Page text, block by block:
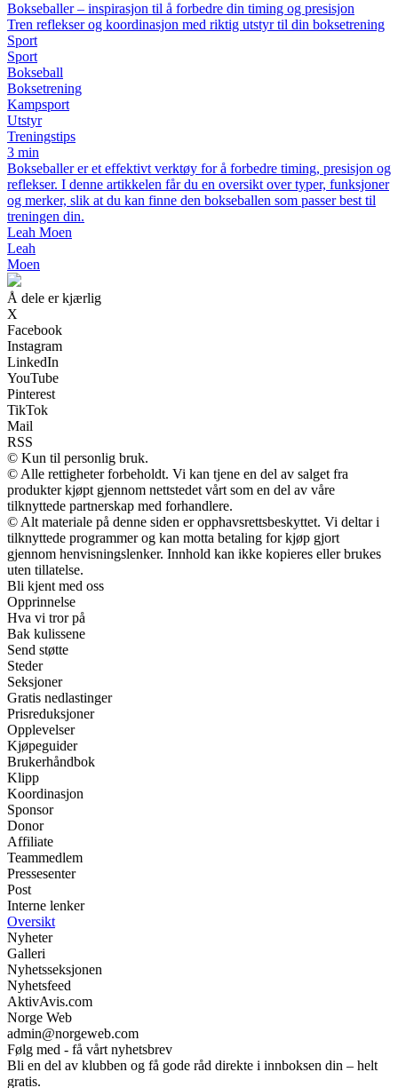
Bokseballer – inspirasjon til å forbedre din timing og presisjon
Tren reflekser og koordinasjon med riktig utstyr til din boksetrening
Sport
Sport
Bokseball
Boksetrening
Kampsport
Utstyr
Treningstips
3 min
Bokseballer er et effektivt verktøy for å forbedre timing, presisjon og
reflekser. I denne artikkelen får du en oversikt over typer, funksjoner
og merker, slik at du kan finne den bokseballen som passer best til
treningen din.
Leah Moen
Leah
Moen
Å dele er kjærlig
X
Facebook
Instagram
LinkedIn
YouTube
Pinterest
TikTok
Mail
RSS
© Kun til personlig bruk.
© Alle rettigheter forbeholdt. Vi kan tjene en del av salget fra
produkter kjøpt gjennom nettstedet vårt som en del av våre
tilknyttede partnerskap med forhandlere.
© Alt materiale på denne siden er opphavsrettsbeskyttet. Vi deltar i
tilknyttede programmer og kan motta betaling for kjøp gjort
gjennom henvisningslenker. Innhold kan ikke kopieres eller brukes
uten tillatelse.
Bli kjent med oss
Opprinnelse
Hva vi tror på
Bak kulissene
Send støtte
Steder
Seksjoner
Gratis nedlastinger
Prisreduksjoner
Opplevelser
Kjøpeguider
Brukerhåndbok
Klipp
Koordinasjon
Sponsor
Donor
Affiliate
Teammedlem
Pressesenter
Post
Interne lenker
Oversikt
Nyheter
Galleri
Nyhetsseksjonen
Nyhetsfeed
AktivAvis.com
Norge Web
admin@norgeweb.com
Følg med - få vårt nyhetsbrev
Bli en del av klubben og få gode råd direkte i innboksen din – helt
gratis.